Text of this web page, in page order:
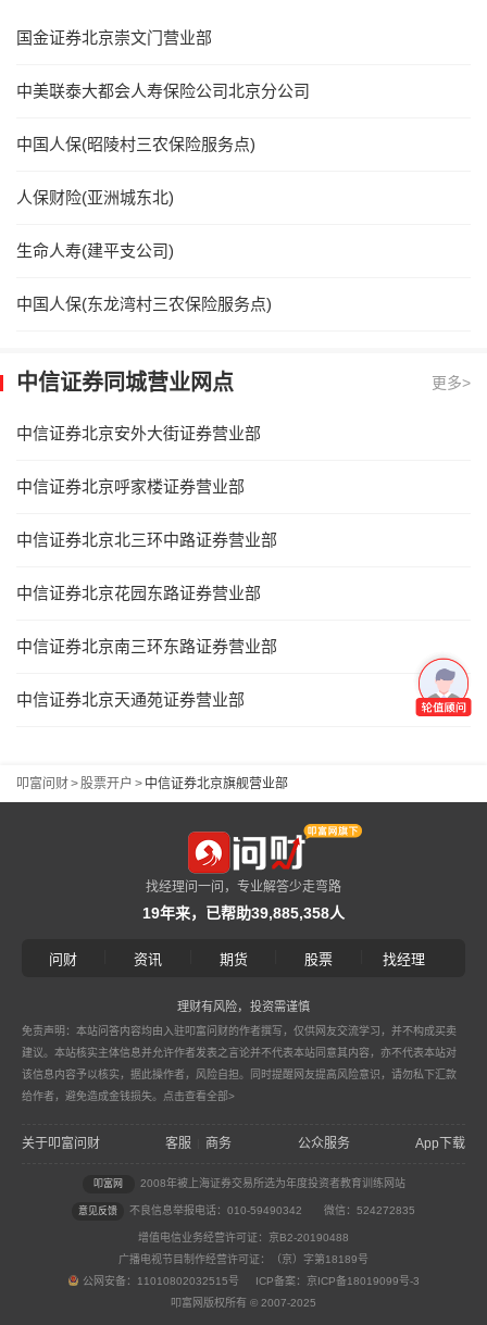
国金证券北京崇文门营业部
中美联泰大都会人寿保险公司北京分公司
中国人保(昭陵村三农保险服务点)
人保财险(亚洲城东北)
生命人寿(建平支公司)
中国人保(东龙湾村三农保险服务点)
中信证券同城营业网点 更多>
中信证券北京安外大街证券营业部
中信证券北京呼家楼证券营业部
中信证券北京北三环中路证券营业部
中信证券北京花园东路证券营业部
中信证券北京南三环东路证券营业部
中信证券北京天通苑证券营业部
叩富问财> 股票开户 > 中信证券北京旗舰营业部
找经理问一问，专业解答少走弯路
19年来，已帮助39,885,358人
问财 资讯 期货 股票 找经理
理财有风险，投资需谨慎
免责声明：本站问答内容均由入驻叩富问财的作者撰写，仅供网友交流学习，并不构成买卖
建议。本站核实主体信息并允许作者发表之言论并不代表本站同意其内容，亦不代表本站对
该信息内容予以核实，据此操作者，风险自担。同时提醒网友提高风险意识，请勿私下汇款
给作者，避免造成金钱损失。 点击查看全部>
关于叩富问财 客服 商务 公众服务 App下载
叩富网 2008年被上海证券交易所选为年度投资者教育训练网站
意见反馈 不良信息举报电话：010-59490342 微信：524272835
增值电信业务经营许可证：京B2-20190488
广播电视节目制作经营许可证：（京）字第18189号
公网安备：11010802032515号 ICP备案：京ICP备18019099号-3
叩富网版权所有 © 2007-2025